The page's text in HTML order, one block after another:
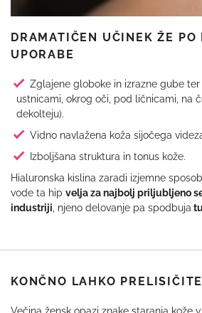
DRAMATIČEN UČINEK ŽE PO
UPORABE
Zglajene globoke in izrazne gube
ustnicami, okrog oči, pod ličnicami, na
dekolteju).
Vidno navlažena koža sijočega
Izboljšana struktura in tonus kože.
Hialuronska kislina zaradi izjemne
vode ta hip velja za najbolj priljubljeno
industriji , njeno delovanje pa spodbuja
KONČNO LAHKO